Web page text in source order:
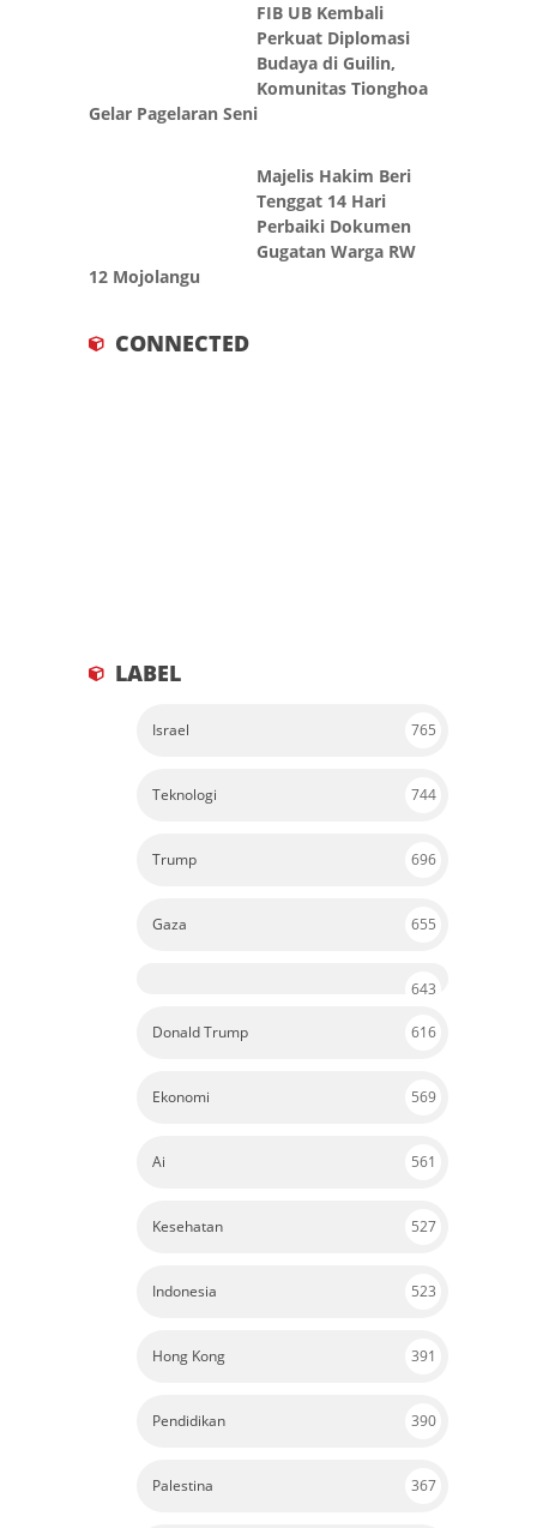
FIB UB Kembali
Perkuat Diplomasi
Budaya di Guilin,
Komunitas Tionghoa
Gelar Pagelaran Seni
Majelis Hakim Beri
Tenggat 14 Hari
Perbaiki Dokumen
Gugatan Warga RW
12 Mojolangu
CONNECTED
LABEL
Israel 765
Teknologi 744
Trump 696
Gaza 655
643
Donald Trump 616
Ekonomi 569
Ai 561
Kesehatan 527
Indonesia 523
Hong Kong 391
Pendidikan 390
Palestina 367